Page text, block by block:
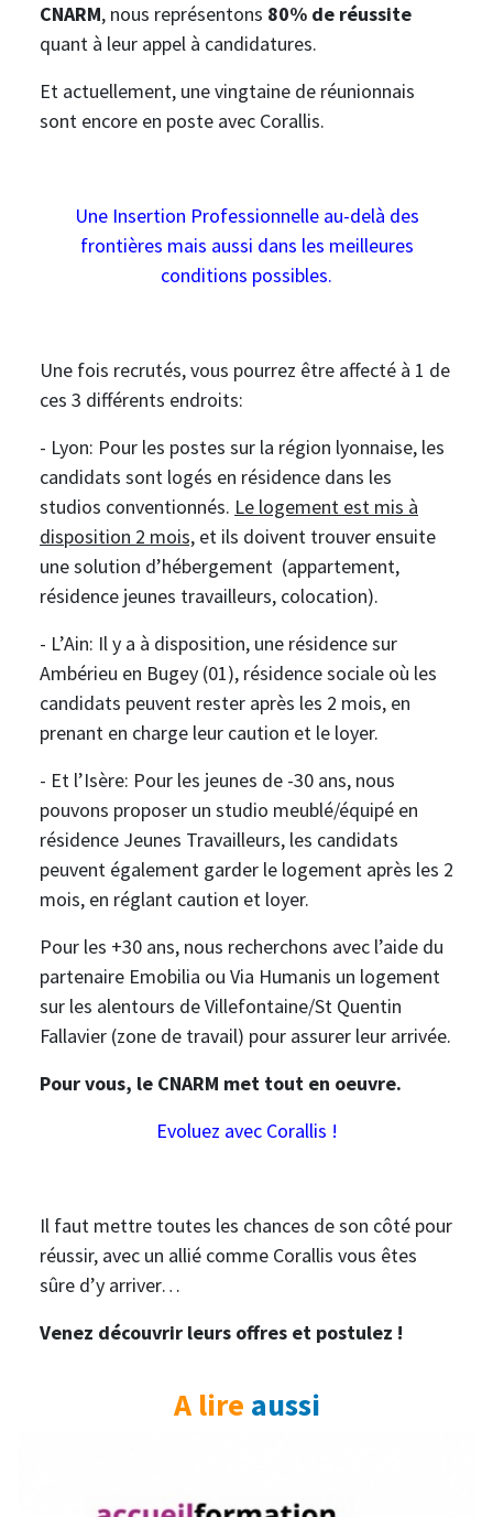
CNARM, nous représentons 80% de réussite
quant à leur appel à candidatures.
Et actuellement, une vingtaine de réunionnais
sont encore en poste avec Corallis.
Une Insertion Professionnelle au-delà des
frontières mais aussi dans les meilleures
conditions possibles.
Une fois recrutés, vous pourrez être affecté à 1 de
ces 3 différents endroits:
- Lyon: Pour les postes sur la région lyonnaise, les
candidats sont logés en résidence dans les
studios conventionnés. Le logement est mis à
disposition 2 mois, et ils doivent trouver ensuite
une solution d’hébergement (appartement,
résidence jeunes travailleurs, colocation).
- L’Ain: Il y a à disposition, une résidence sur
Ambérieu en Bugey (01), résidence sociale où les
candidats peuvent rester après les 2 mois, en
prenant en charge leur caution et le loyer.
- Et l’Isère: Pour les jeunes de -30 ans, nous
pouvons proposer un studio meublé/équipé en
résidence Jeunes Travailleurs, les candidats
peuvent également garder le logement après les 2
mois, en réglant caution et loyer.
Pour les +30 ans, nous recherchons avec l’aide du
partenaire Emobilia ou Via Humanis un logement
sur les alentours de Villefontaine/St Quentin
Fallavier (zone de travail) pour assurer leur arrivée.
Pour vous, le CNARM met tout en oeuvre.
Evoluez avec Corallis !
Il faut mettre toutes les chances de son côté pour
réussir, avec un allié comme Corallis vous êtes
sûre d’y arriver…
Venez découvrir leurs offres et postulez !
A lire aussi